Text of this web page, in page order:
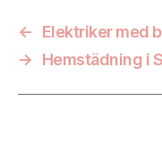
←
Elektriker med
→
Hemstädning i